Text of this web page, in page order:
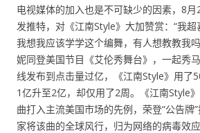
电视媒体的加入也是不可缺少的因素，8
发推特，对《江南Style》大加赞赏：“我
我想我应该学学这个编舞，有人想教教我
妮同登美国节目《艾伦秀舞台》，一起秀
线发布到点击量过亿，《江南Style》用了
1亿升至2亿，却仅用了2周。《江南Style
曲打入主流美国市场的先例，荣登“公告牌
家将该曲的全球风行，归为网络的病毒效